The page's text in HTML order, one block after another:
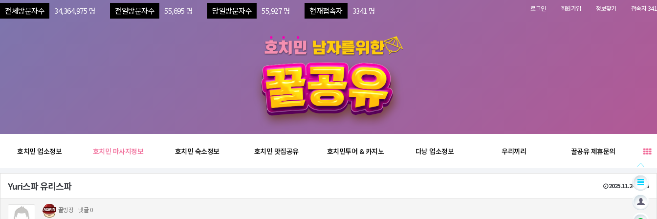
전체방문자수 34,364,975 명 전일방문자수 55,695 명 당일방문자수 55,927 명 현재접속자 3341 명 로그인 회원가입 정보찾기 접속자 341
호치민 업소정보 호치민 마사지정보 호치민 숙소정보 호치민 맛집공유 호치민투어 & 카지노 다낭 업소정보 우리끼리 꿀공유 제휴문의
Yuri스파 유리스파 2025.11.24 17:25
꿀방장 댓글 0